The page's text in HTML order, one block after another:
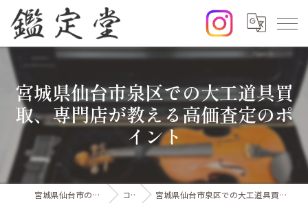
宮城県仙台市泉区での大工道具買
取、専門店が教える高価査定のポ
イント
宮城県仙台市の出張買取なら鑑定堂 コラム 宮城県仙台市泉区での大工道具買取、専門店が教える高価査定のポイント